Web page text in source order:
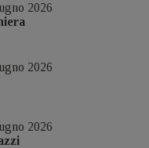
2026
2026
2026